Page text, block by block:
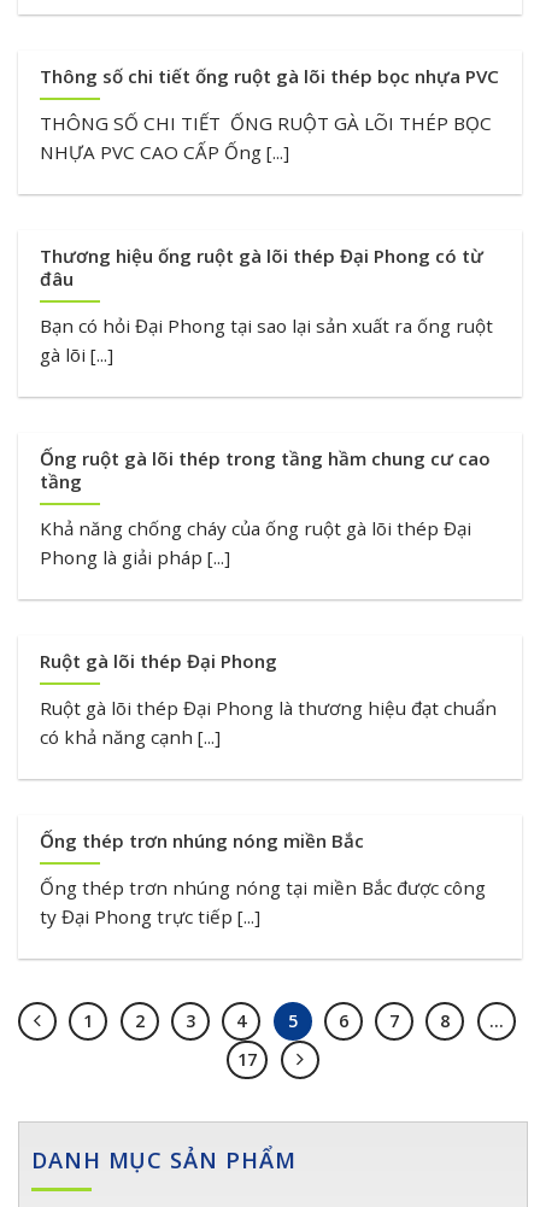
DANH MỤC SẢN PHẨM
Thông số chi tiết ống ruột gà lõi thép bọc nhựa PVC
THÔNG SỐ CHI TIẾT ỐNG RUỘT GÀ LÕI THÉP BỌC
NHỰA PVC CAO CẤP Ống [...]
Thương hiệu ống ruột gà lõi thép Đại Phong có từ
đâu
Bạn có hỏi Đại Phong tại sao lại sản xuất ra ống ruột
gà lõi [...]
Ống ruột gà lõi thép trong tầng hầm chung cư cao
tầng
Khả năng chống cháy của ống ruột gà lõi thép Đại
Phong là giải pháp [...]
Ruột gà lõi thép Đại Phong
Ruột gà lõi thép Đại Phong là thương hiệu đạt chuẩn
có khả năng cạnh [...]
Ống thép trơn nhúng nóng miền Bắc
Ống thép trơn nhúng nóng tại miền Bắc được công
ty Đại Phong trực tiếp [...]
1 2 3 4 5 6 7 8
…
17